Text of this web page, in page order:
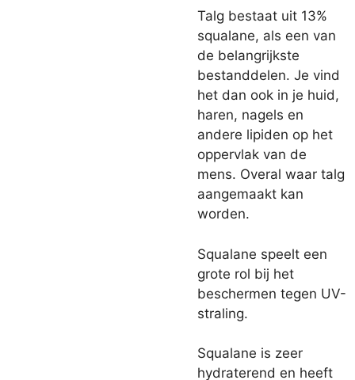
Talg bestaat uit 13%
squalane, als een van
de belangrijkste
bestanddelen. Je vind
het dan ook in je huid,
haren, nagels en
andere lipiden op het
oppervlak van de
mens. Overal waar talg
aangemaakt kan
worden.
Squalane speelt een
grote rol bij het
beschermen tegen UV-
straling.
Squalane is zeer
hydraterend en heeft